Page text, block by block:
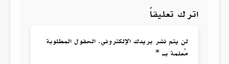
اترك تعليقاً
لن يتم نشر بريدك الإلكتروني. الحقول المطلوبة
مُعلمة بـ *